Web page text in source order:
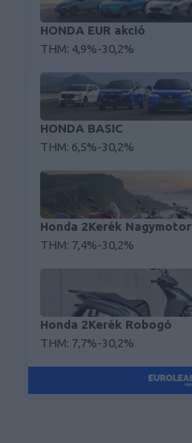
HONDA EUR akció
THM: 4,9%-30,2%
HONDA BASIC
THM: 6,5%-30,2%
Honda 2Kerék Nagymotor
THM: 7,4%-30,2%
Honda 2Kerék Robogó
THM: 7,7%-30,2%